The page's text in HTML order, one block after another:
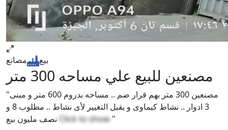
بيع مصانع
مصنعين للبيع علي مساحه 300 متر
"مصنعين 300 متر بهم قرار ضم .. مساحه بدروم 600 متر و مبنى
3 ادوار .. نشاط كيماوى و يقبل التغيير لأى نشاط .. مطلوب 8 و
Click to show"